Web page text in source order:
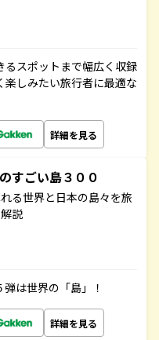
るスポットまで幅広く収録
楽しみたい旅行者に最適な
詳細を見る
すごい島３００
る世界と日本の島々を旅
説
は世界の「島」！
詳細を見る